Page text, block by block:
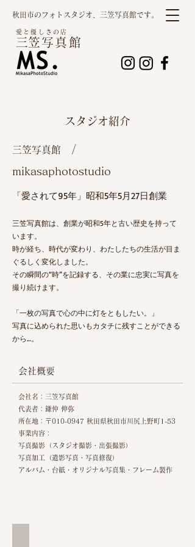
秋田市のフォトスタジオ、三笠写真館です。
愛と優しさの店
​三笠写真館
​スタジオ紹介
三笠写真館
​ /
mikasaphotostudio
「愛されて95年」昭和5年5月27日創業
三笠写真館は、創業が昭和5年と古い歴史を持って
います。
時が経ち、時代が変わり、わたしたちの生活が目ま
ぐるしく変化しました。
その瞬間の“時”を記録する、その業に忠実に写真を
撮り続けます。
「一枚の写真で心の中に灯をともしたい。」
写真に込められた思いもカタチに残すことができる
から…。
会社概要
会社名 ：三笠写真館
代表者：鎌仲 伸弥
所在地：〒010-0947 秋田県秋田市川尻上野町1-53
事業内容：
写真撮影（スタジオ撮影・出張撮影）
写真加工（遺影写真・写真修復）
アルバム・台紙・オリジナル写真集・フレーム製作